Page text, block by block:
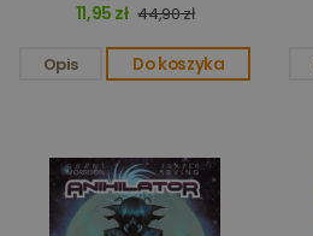
11,95 zł 44,90 zł
Opis Do koszyka